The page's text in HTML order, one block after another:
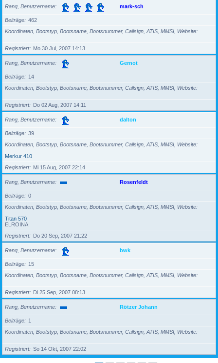
Rang, Benutzername mark-sch
Beiträge
462
Koordinaten, Bootstyp, Bootsname, Bootsnummer, Callsign, ATIS, MMSI, Website
Registriert Mo 30 Jul, 2007 14:13
Rang, Benutzername Gernot
Beiträge
14
Koordinaten, Bootstyp, Bootsname, Bootsnummer, Callsign, ATIS, MMSI, Website
Registriert Do 02 Aug, 2007 14:11
Rang, Benutzername dalton
Beiträge
39
Koordinaten, Bootstyp, Bootsname, Bootsnummer, Callsign, ATIS, MMSI, Website
Merkur 410
Registriert
Mi 15 Aug, 2007 22:14
Rang, Benutzername Rosenfeldt
Beiträge
0
Koordinaten, Bootstyp, Bootsname, Bootsnummer, Callsign, ATIS, MMSI, Website
Titan 570
ELROINA
Registriert
Do 20 Sep, 2007 21:22
Rang, Benutzername bwk
Beiträge
15
Koordinaten, Bootstyp, Bootsname, Bootsnummer, Callsign, ATIS, MMSI, Website
Registriert Di 25 Sep, 2007 08:13
Rang, Benutzername Rötzer Johann
Beiträge
1
Koordinaten, Bootstyp, Bootsname, Bootsnummer, Callsign, ATIS, MMSI, Website
Registriert So 14 Okt, 2007 22:02